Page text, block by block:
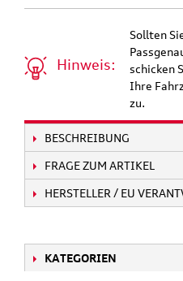
Hinweis:
Sollten
schicken
Ihre
zu.
BESCHREIBUNG
FRAGE ZUM ARTIKEL
HERSTELLER / EU
KATEGORIEN